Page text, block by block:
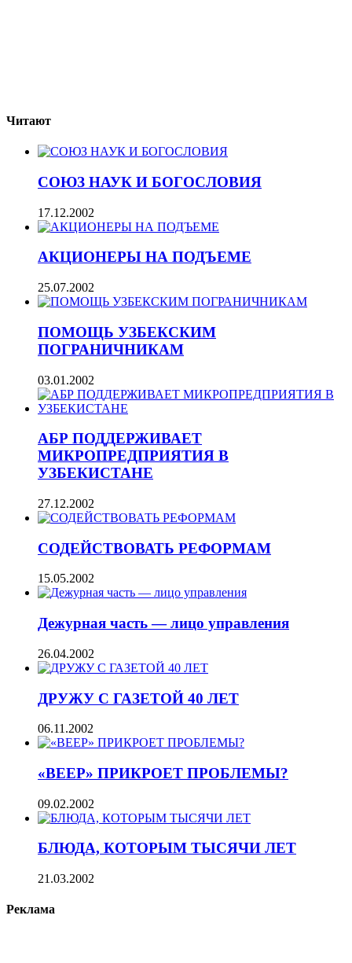
Читают
СОЮЗ НАУК И БОГОСЛОВИЯ
17.12.2002
АКЦИОНЕРЫ НА ПОДЪЕМЕ
25.07.2002
ПОМОЩЬ УЗБЕКСКИМ
ПОГРАНИЧНИКАМ
03.01.2002
АБР ПОДДЕРЖИВАЕТ
МИКРОПРЕДПРИЯТИЯ В
УЗБЕКИСТАНЕ
27.12.2002
СОДЕЙСТВОВАТЬ РЕФОРМАМ
15.05.2002
Дежурная часть — лицо управления
26.04.2002
ДРУЖУ С ГАЗЕТОЙ 40 ЛЕТ
06.11.2002
«ВЕЕР» ПРИКРОЕТ ПРОБЛЕМЫ?
09.02.2002
БЛЮДА, КОТОРЫМ ТЫСЯЧИ ЛЕТ
21.03.2002
Реклама